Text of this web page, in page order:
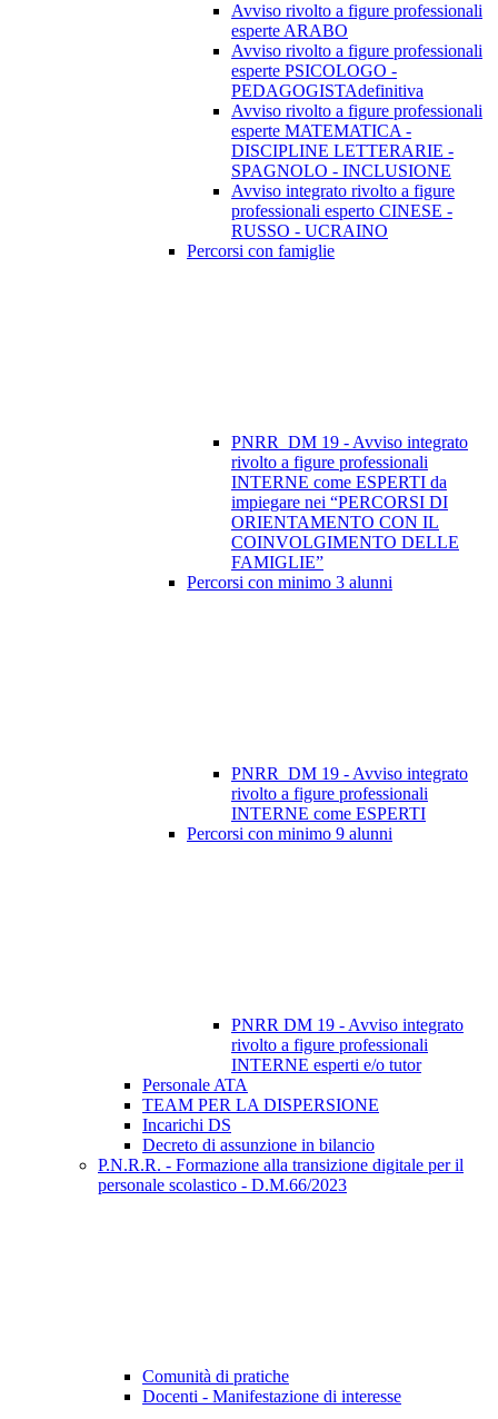
Avviso rivolto a figure professionali
esperte ARABO
Avviso rivolto a figure professionali
esperte PSICOLOGO -
PEDAGOGISTAdefinitiva
Avviso rivolto a figure professionali
esperte MATEMATICA -
DISCIPLINE LETTERARIE -
SPAGNOLO - INCLUSIONE
Avviso integrato rivolto a figure
professionali esperto CINESE -
RUSSO - UCRAINO
Percorsi con famiglie
PNRR_DM 19 - Avviso integrato
rivolto a figure professionali
INTERNE come ESPERTI da
impiegare nei “PERCORSI DI
ORIENTAMENTO CON IL
COINVOLGIMENTO DELLE
FAMIGLIE”
Percorsi con minimo 3 alunni
PNRR_DM 19 - Avviso integrato
rivolto a figure professionali
INTERNE come ESPERTI
Percorsi con minimo 9 alunni
PNRR DM 19 - Avviso integrato
rivolto a figure professionali
INTERNE esperti e/o tutor
Personale ATA
TEAM PER LA DISPERSIONE
Incarichi DS
Decreto di assunzione in bilancio
P.N.R.R. - Formazione alla transizione digitale per il
personale scolastico - D.M.66/2023
Comunità di pratiche
Docenti - Manifestazione di interesse